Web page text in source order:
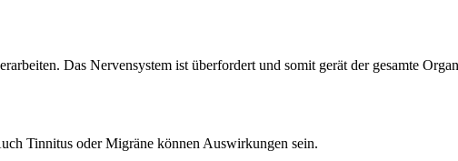
Das Nervensystem ist überfordert und somit gerät der gesamte
Tinnitus oder Migräne können Auswirkungen sein.